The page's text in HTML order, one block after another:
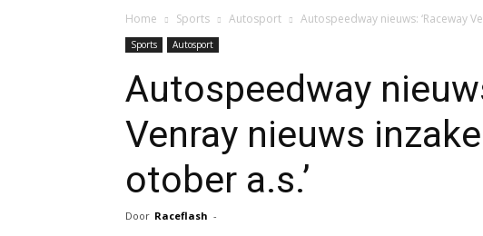
Home Sports Autosport Autospeedway nieuws: ‘Raceway
Sports Autosport
Autospeedway
Venray nieuws
otober a.s.’
Door Raceflash -